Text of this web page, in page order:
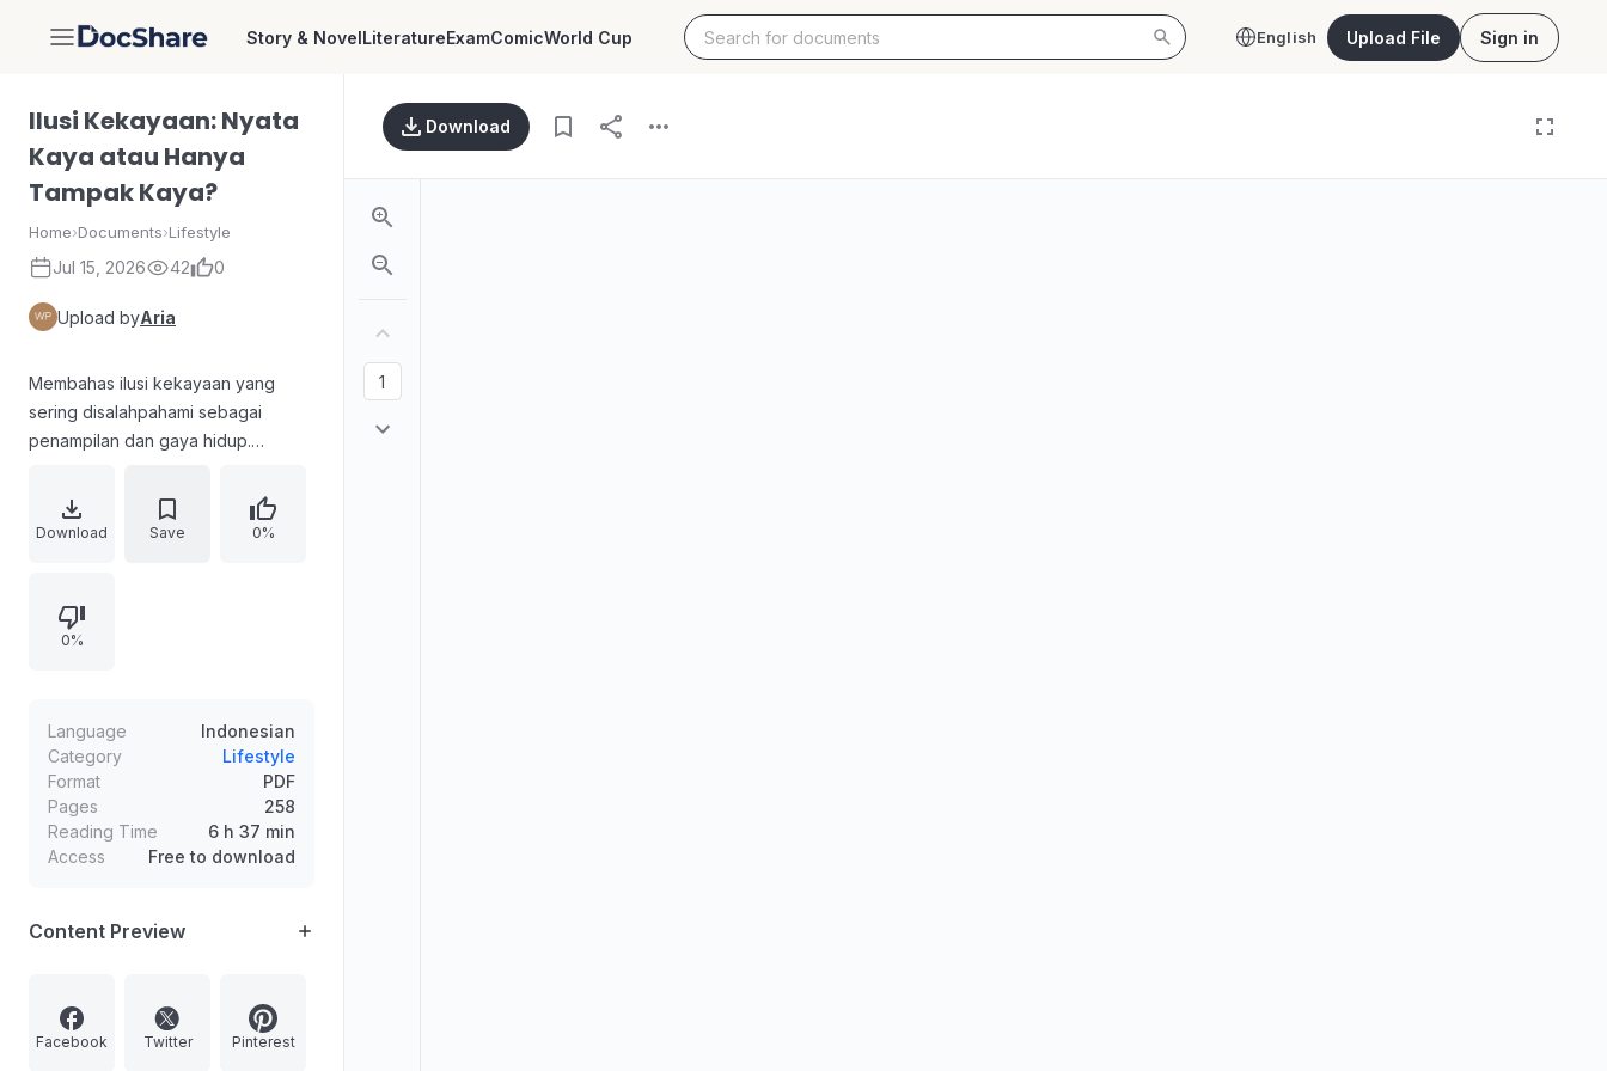
DocShare Story & NovelLiteratureExamComicWorld Cup English Upload File Sign in
Ilusi Kekayaan: Nyata
Kaya atau Hanya
Tampak Kaya?
Home›Documents›Lifestyle
Jul 15, 2026 42 0
Upload byAria
Membahas ilusi kekayaan yang
sering disalahpahami sebagai
penampilan dan gaya hidup.
perbedaan antara tampak kaya dan
nyata kaya melalui evaluasi diri
gaya hidup mewah, fatamorgana
pendapatan, godaan utang,
ilmu pesugihan dan perjalanan
finansial.
Download Save 0%
0%
Language
Indonesian
Category
Lifestyle
Format
PDF
Pages
258
Reading Time
6 h 37 min
Access
Free to download
Content Preview
Facebook Twitter Pinterest
Download